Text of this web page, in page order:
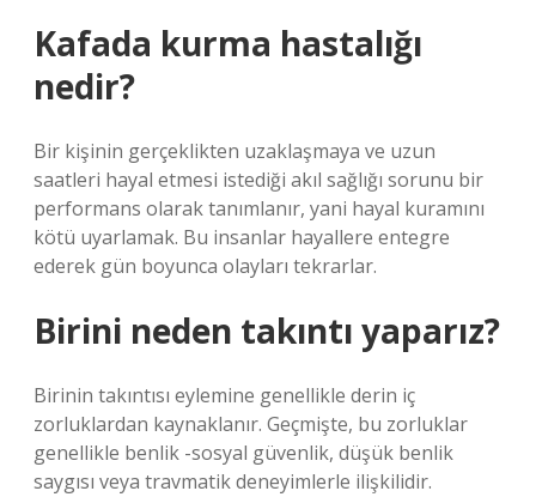
Kafada kurma hastalığı
nedir?
Bir kişinin gerçeklikten uzaklaşmaya ve uzun
saatleri hayal etmesi istediği akıl sağlığı sorunu bir
performans olarak tanımlanır, yani hayal kuramını
kötü uyarlamak. Bu insanlar hayallere entegre
ederek gün boyunca olayları tekrarlar.
Birini neden takıntı yaparız?
Birinin takıntısı eylemine genellikle derin iç
zorluklardan kaynaklanır. Geçmişte, bu zorluklar
genellikle benlik -sosyal güvenlik, düşük benlik
saygısı veya travmatik deneyimlerle ilişkilidir.